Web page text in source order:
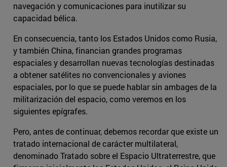
navegación y comunicaciones para inutilizar su
capacidad bélica.
En consecuencia, tanto los Estados Unidos como Rusia,
y también China, financian grandes programas
espaciales y desarrollan nuevas tecnologías destinadas
a obtener satélites no convencionales y aviones
espaciales, por lo que se puede hablar sin ambages de la
militarización del espacio, como veremos en los
siguientes epígrafes.
Pero, antes de continuar, debemos recordar que existe un
tratado internacional de carácter multilateral,
denominado Tratado sobre el Espacio Ultraterrestre, que